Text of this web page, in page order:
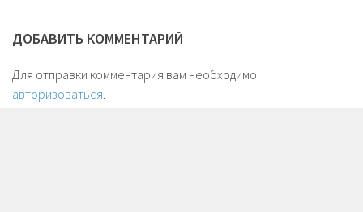
ДОБАВИТЬ КОММЕНТАРИЙ
Для отправки комментария вам необходимо
авторизоваться.